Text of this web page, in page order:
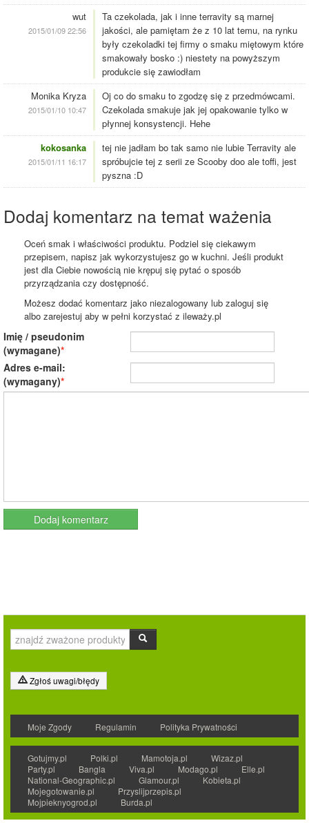
wut
2015/01/09 22:56
Ta czekolada, jak i inne terravity są marnej
jakości, ale pamiętam że z 10 lat temu, na rynku
były czekoladki tej firmy o smaku miętowym które
smakowały bosko :) niestety na powyższym
produkcie się zawiodłam
Monika Kryza
2015/01/10 10:47
Oj co do smaku to zgodzę się z przedmówcami.
Czekolada smakuje jak jej opakowanie tylko w
płynnej konsystencji. Hehe
kokosanka
2015/01/11 16:17
tej nie jadłam bo tak samo nie lubie Terravity ale
spróbujcie tej z serii ze Scooby doo ale toffi, jest
pyszna :D
Dodaj komentarz na temat ważenia
Oceń smak i właściwości produktu. Podziel się ciekawym
przepisem, napisz jak wykorzystujesz go w kuchni. Jeśli produkt
jest dla Ciebie nowością nie krępuj się pytać o sposób
przyrządzania czy dostępność.
Możesz dodać komentarz jako niezalogowany lub zaloguj się
albo zarejestuj aby w pełni korzystać z ileważy.pl
Imię / pseudonim
(wymagane)
Adres e-mail:
(wymagany)
Zgłoś uwagi/błędy
Moje Zgody Regulamin Polityka Prywatności
Gotujmy.pl Polki.pl Mamotoja.pl
Wizaz.pl
Party.pl
Bangla Viva.pl Modago.pl
Elle.pl
National-Geographic.pl
Glamour.pl
Kobieta.pl
Mojegotowanie.pl
Przyslijprzepis.pl
Mojpieknyogrod.pl
Burda.pl